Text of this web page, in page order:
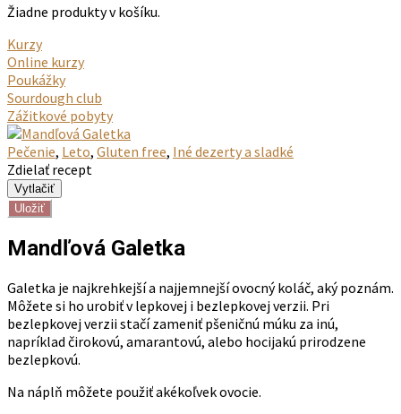
Žiadne produkty v košíku.
Kurzy
Online kurzy
Poukážky
Sourdough club
Zážitkové pobyty
Pečenie, Leto, Gluten free, Iné dezerty a sladké
Zdielať recept
Uložiť
Mandľová Galetka
Galetka je najkrehkejší a najjemnejší ovocný koláč, aký poznám.
Môžete si ho urobiť v lepkovej i bezlepkovej verzii. Pri
bezlepkovej verzii stačí zameniť pšeničnú múku za inú,
napríklad čirokovú, amarantovú, alebo hocijakú prirodzene
bezlepkovú.
Na náplň môžete použiť akékoľvek ovocie.